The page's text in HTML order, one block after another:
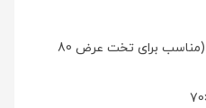
1 عدد لحاف با ابعاد 150×220 (مناسب برای تخت عرض 80